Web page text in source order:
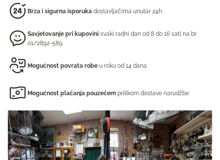
Brza i sigurna isporuka dostavljačima unutar 24h
Savjetovanje pri kupovini svaki radni dan od 8 do 16 sati na br.
01/2892-589
Mogućnost povrata robe u roku od 14 dana
Mogućnost plaćanja pouzećem prilikom dostave narudžbe